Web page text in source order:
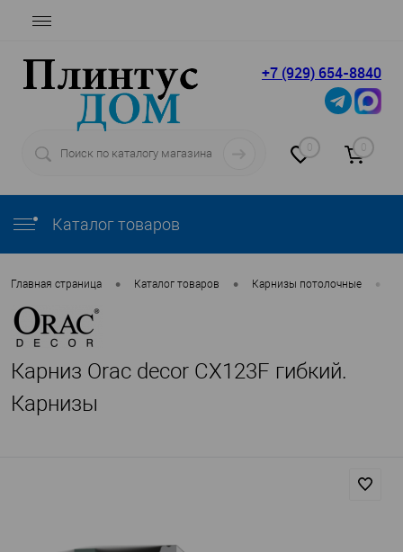
+7 (929) 654-8840
0 0
Каталог товаров
Главная страница • Каталог товаров • Карнизы потолочные •
Карниз Orac decor CX123F гибкий.
Карнизы